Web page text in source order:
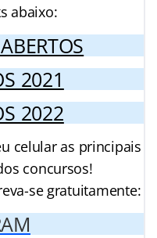
abaixo:
2021
2022
celular as principais
concursos!
se gratuitamente: